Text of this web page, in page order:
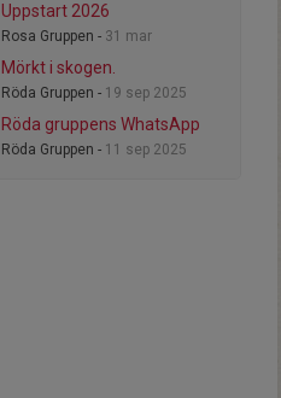
Uppstart 2026
Rosa Gruppen - 31 mar
Mörkt i skogen.
Röda Gruppen - 19 sep 2025
Röda gruppens WhatsApp
Röda Gruppen - 11 sep 2025